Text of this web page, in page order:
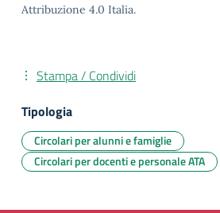
Attribuzione 4.0 Italia.
Stampa / Condividi
Tipologia
Circolari per alunni e famiglie
Circolari per docenti e personale ATA